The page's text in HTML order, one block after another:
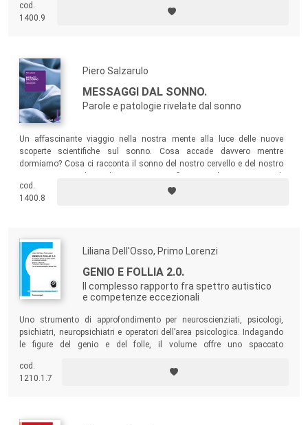
profondo desiderio di umana convivenza in una speranza che
qualcosa si possa realizzare.
cod.
1400.9
Piero Salzarulo
MESSAGGI DAL SONNO.
Parole e patologie rivelate dal sonno
Un affascinante viaggio nella nostra mente alla luce delle nuove
scoperte scientifiche sul sonno. Cosa accade davvero mentre
dormiamo? Cosa ci racconta il sonno del nostro cervello e del nostro
segnalano proprio nel sonno la loro presenza?
cod.
1400.8
Liliana Dell'Osso, Primo Lorenzi
GENIO E FOLLIA 2.0.
Il complesso rapporto fra spettro autistico
e competenze eccezionali
Uno strumento di approfondimento per neuroscienziati, psicologi,
psichiatri, neuropsichiatri e operatori dell’area psicologica. Indagando
le figure del genio e del folle, il volume offre uno spaccato
trovano concentrati, talvolta anche contemporaneamente, i vertici e gli
abissi del nostro esistere.
cod.
1210.1.7